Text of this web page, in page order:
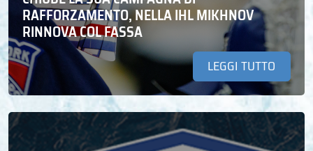
RAFFORZAMENTO, NELLA IHL MIKHNOV
RINNOVA COL FASSA
LEGGI TUTTO